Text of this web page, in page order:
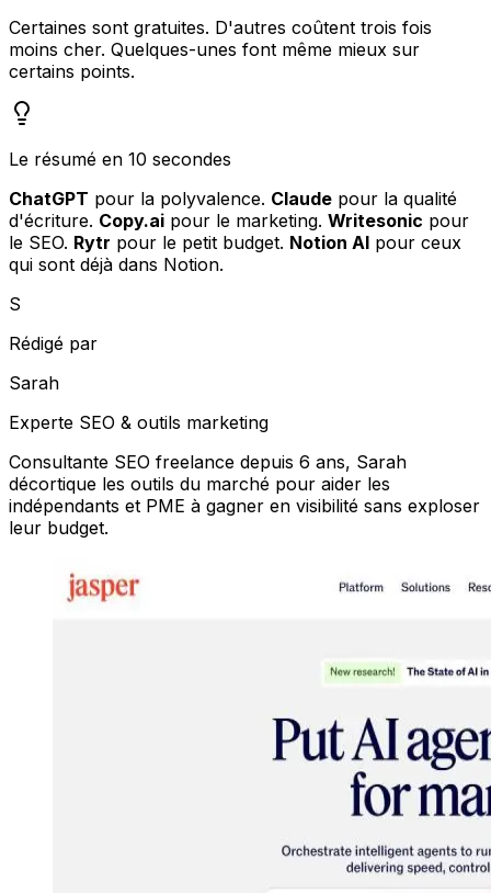
Certaines sont gratuites. D'autres coûtent trois fois
moins cher. Quelques-unes font même mieux sur
certains points.
Le résumé en 10 secondes
ChatGPT pour la polyvalence. Claude pour la qualité
d'écriture. Copy.ai pour le marketing. Writesonic pour
le SEO. Rytr pour le petit budget. Notion AI pour ceux
qui sont déjà dans Notion.
S
Rédigé par
Sarah
Experte SEO & outils marketing
Consultante SEO freelance depuis 6 ans, Sarah
décortique les outils du marché pour aider les
indépendants et PME à gagner en visibilité sans exploser
leur budget.